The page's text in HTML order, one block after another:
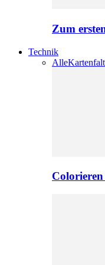
Zum
Technik
Alle